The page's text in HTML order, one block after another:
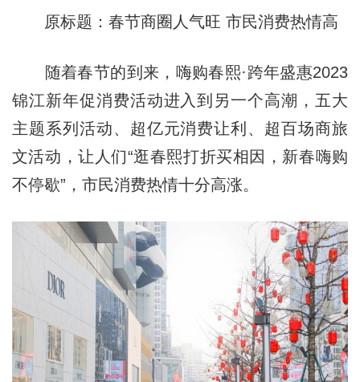
原标题：春节商圈人气旺 市民消费热情高
随着春节的到来，嗨购春熙·跨年盛惠2023
锦江新年促消费活动进入到另一个高潮，五大
主题系列活动、超亿元消费让利、超百场商旅
文活动，让人们“逛春熙打折买相因，新春嗨购
不停歇”，市民消费热情十分高涨。